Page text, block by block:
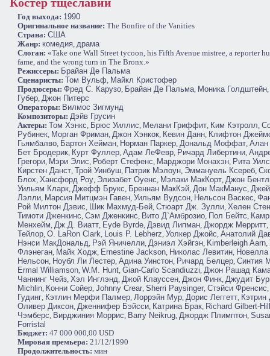
Костер тщеславий
Год выхода: 1990
Оригинальное название: The Bonfire of the Vanities
Cтрана: США
Жанр: комедия, драма
Слоган: «Take one Wall Street tycoon, his Fifth Avenue mistree, a reporter
fame, and the wrong turn in The Bronx.»
Режиссеры: Брайан Де Пальма
Сценаристы:
Том Вульф, Майкл Кристофер
Продюсеры: Фред С. Карузо, Брайан Де Пальма, Моника Голдштейн,
Губер, Джон Питерс
Операторы: Вилмос Зигмунд
Композиторы: Дэйв Грусин
Актеры:
Том Хэнкс, Брюс Уиллис, Мелани Гриффит, Ким Кэтролл,
Рубинек, Морган Фриман, Джон Хэнкок, Кевин Данн, Клифтон
Гьямбалво, Бартон Хейман, Норман Паркер, Дональд Моффат, Алан
Бет Бродерик, Курт Фуллер, Адам ЛеФевр, Ричард Либертини,
Грегори, Мэри Элис, Роберт Стефенс, Марджори Монахэн, Рита
Кирстен Данст, Трой Уинбуш, Патрик Мэлоун, Эммануель Ксереб,
Блох, Хансфорд Роу, Элизабет Оуенс, Мэлаки МакКорт, Джон
Уильям Кларк, Джефф Брукс, Бреннан МакКэй, Дон МакМанус,
Лэлли, Марсия Митцмэн Гавен, Уильям Вудсон, Нельсон Васкес,
Рой Милтон Дэвис, Шик Махмуд-Бей, Стюарт Дж. Зулли, Хелен
Тимоти Дженкинс, Сэм Дженкинс, Вито Д`Амброзио, Пол Бейтс,
Менхейм, Дж.Д. Виатт, Eyde Byrde, Дэвид Липман, Джордж Мерритт,
Тейлор, O. LaRon Clark, Louis P. Lebherz, Уолкер Джойс, Анатолий
Нэнси МакДональд, Рэй Яничелли, Дэниэл Хэйгэн, Kimberleigh Aarn,
Флэнеган, Майк Ходж, Ernestine Jackson, Николас Левитин, Новелла
Нельсон, Ноубл Ли Лестер, Адина Уинстон, Ричард Белцер, Синтия
Ermal Williamson, W.M. Hunt, Gian-Carlo Scandiuzzi, Джон Рашад
Чаннинг Чейз, Хэл Инглэнд, Джой Клауссен, Джон Финк, Джудит
Michlin, Конни Сойер, Johnny Crear, Sherri Paysinger, Стэйси Френсис,
Гудинг, Кэтлин Мерфи Палмер, Лоррэйн Мур, Дорис Леггетт, Кэтрин
Оливер Диксон, Дженнифер Бэйсси, Катрина Брак, Richard Gilbert-Hill
Чэмберс, Вирджиния Моррис, Barry Neikrug, Джордж Плимптон,
Forristal
Бюджет: 47 000 000,00 USD
Мировая премьера: 21/12/1990
Продолжительность: мин